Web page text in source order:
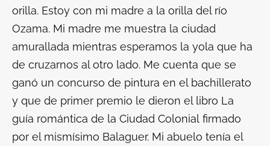
orilla. Estoy con mi madre a la orilla del río
Ozama. Mi madre me muestra la ciudad
amurallada mientras esperamos la yola que ha
de cruzarnos al otro lado. Me cuenta que se
ganó un concurso de pintura en el bachillerato
y que de primer premio le dieron el libro La
guía romántica de la Ciudad Colonial firmado
por el mismísimo Balaguer. Mi abuelo tenía el